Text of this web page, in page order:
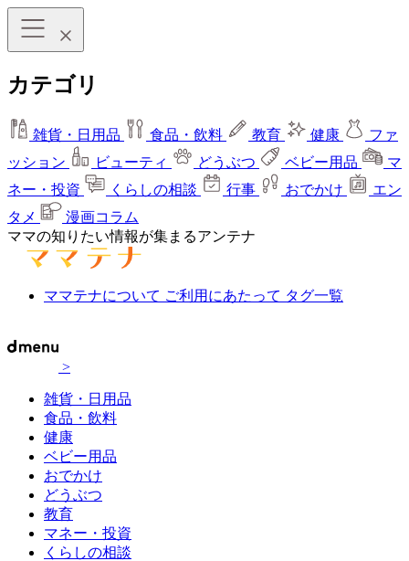
カテゴリ
雑貨・日用品 食品・飲料 教育 健康
ファ
ッション
ビューティ どうぶつ ベビー用品
マ
ネー・投資
くらしの相談 行事 おでかけ
エン
タメ
漫画コラム
ママの知りたい情報が集まるアンテナ
ママテナについて ご利用にあたって タグ一覧
>
雑貨・日用品
食品・飲料
健康
ベビー用品
おでかけ
どうぶつ
教育
マネー・投資
くらしの相談